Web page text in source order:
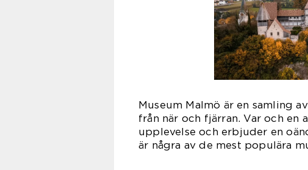
Museum Malmö är en samling
från när och fjärran. Var och en
upplevelse och erbjuder en
är några av de mest populära